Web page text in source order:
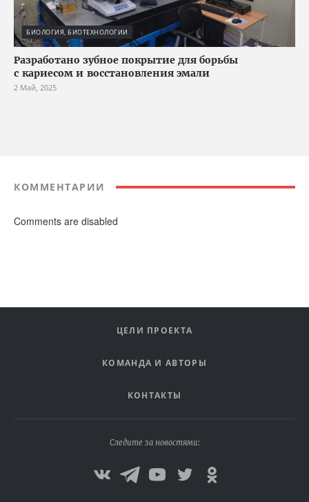
БИОЛОГИЯ, БИОТЕХНОЛОГИИ
Разработано зубное покрытие для борьбы
с кариесом и восстановления эмали
2 Май, 2025
КОММЕНТАРИИ
Comments are disabled
ЦЕЛИ ПРОЕКТА
КОМАНДА И АВТОРЫ
КОНТАКТЫ
Следите за новостями: